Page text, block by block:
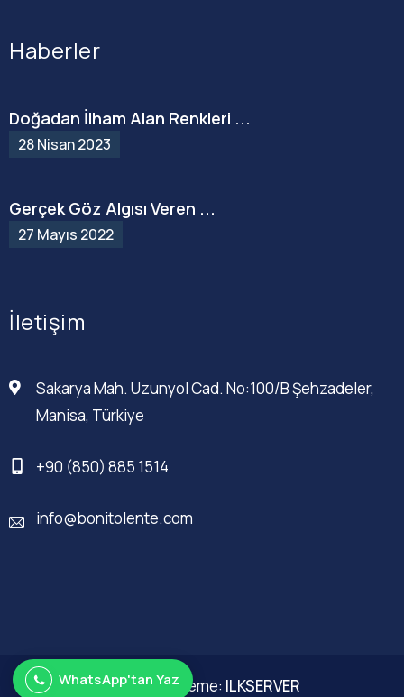
Haberler
Doğadan İlham Alan Renkleri ...
28 Nisan 2023
Gerçek Göz Algısı Veren ...
27 Mayıs 2022
İletişim
Sakarya Mah. Uzunyol Cad. No:100/B Şehzadeler,
Manisa, Türkiye
+90 (850) 885 1514
info@bonitolente.com
Web Düzenleme: ILKSERVER
WhatsApp'tan Yaz